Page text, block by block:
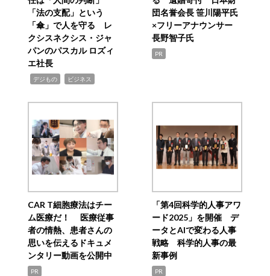
「法の支配」という
「傘」で人を守る レ
クシスネクシス・ジャ
パンのパスカル ロズィ
エ社長
デジもの ビジネス
団名誉会長 笹川陽平氏
×フリーアナウンサー
長野智子氏
PR
CAR T細胞療法はチー
ム医療だ！ 医療従事
者の情熱、患者さんの
思いを伝えるドキュメ
ンタリー動画を公開中
PR
「第4回科学的人事アワ
ード2025」を開催 デ
ータとAIで変わる人事
戦略 科学的人事の最
新事例
PR